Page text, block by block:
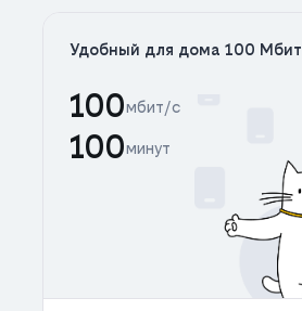
Удобный для дома 100 Мбит
100мбит/с
100минут